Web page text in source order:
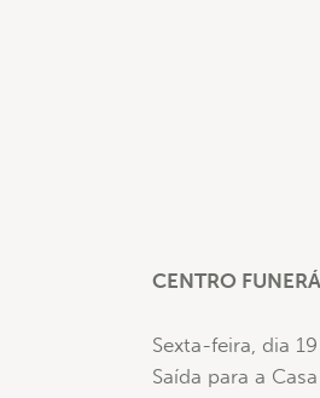
CENTRO
Sexta-feira, dia
Saída para a